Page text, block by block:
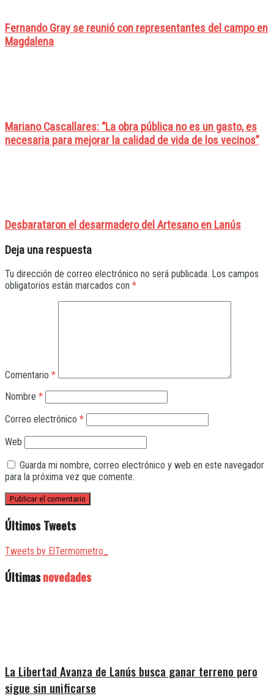
Fernando Gray se reunió con representantes del campo en
Magdalena
Mariano Cascallares: “La obra pública no es un gasto, es
necesaria para mejorar la calidad de vida de los vecinos”
Desbarataron el desarmadero del Artesano en Lanús
Deja una respuesta
Tu dirección de correo electrónico no será publicada. Los campos
obligatorios están marcados con *
Comentario *
Nombre *
Correo electrónico *
Web
Guarda mi nombre, correo electrónico y web en este navegador
para la próxima vez que comente.
Últimos Tweets
Tweets by ElTermometro_
Últimasnovedades
La Libertad Avanza de Lanús busca ganar terreno pero
sigue sin unificarse